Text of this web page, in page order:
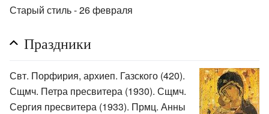
Старый стиль - 26 февраля
Праздники
Свт. Порфирия, архиеп. Газского (420).
Сщмч. Петра пресвитера (1930). Сщмч.
Сергия пресвитера (1933). Прмц. Анны